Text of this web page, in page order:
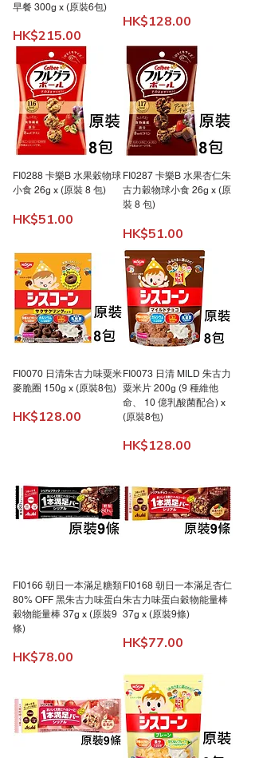
早餐 300g x (原裝6包)
價格
HK$215.00
價格
HK$128.00
FI0288 卡樂B 水果穀物球
小食 26g x (原裝 8 包)
價格
HK$51.00
FI0287 卡樂B 水果杏仁朱
古力穀物球小食 26g x (原
裝 8 包)
價格
HK$51.00
FI0070 日清朱古力味粟米
麥脆圈 150g x (原裝8包)
價格
HK$128.00
FI0073 日清 MILD 朱古力
粟米片 200g (9 種維他
命、 10 億乳酸菌配合) x
(原裝8包)
價格
HK$128.00
FI0166 朝日一本滿足糖類
80% OFF 黑朱古力味蛋白
穀物能量棒 37g x (原裝9
條)
價格
HK$78.00
FI0168 朝日一本滿足杏仁
朱古力味蛋白穀物能量棒
37g x (原裝9條)
價格
HK$77.00